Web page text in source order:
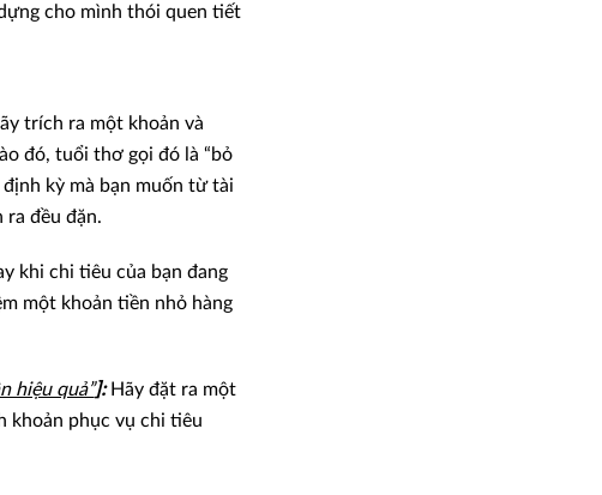
cho mình thói quen tiết
trích ra một khoản và
đó, tuổi thơ gọi đó là “bỏ
kỳ mà bạn muốn từ tài
ra đều đặn.
khi chi tiêu của bạn đang
một khoản tiền nhỏ hàng
hiệu quả”]:Hãy đặt ra một
khoản phục vụ chi tiêu